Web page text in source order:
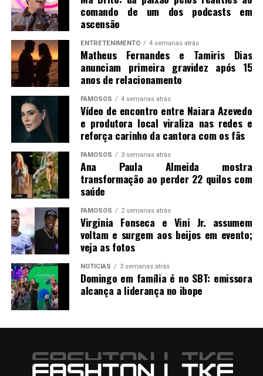
comando de um dos podcasts em
ascensão
ENTRETENIMENTO 4 semanas atrás
Matheus Fernandes e Tamiris Dias
anunciam primeira gravidez após 15
anos de relacionamento
FAMOSOS 4 semanas atrás
Vídeo de encontro entre Naiara Azevedo
e produtora local viraliza nas redes e
reforça carinho da cantora com os fãs
FAMOSOS 3 semanas atrás
Ana Paula Almeida mostra
transformação ao perder 22 quilos com
saúde
FAMOSOS 2 semanas atrás
Virginia Fonseca e Vini Jr. assumem
voltam e surgem aos beijos em evento;
veja as fotos
NOTICIAS 3 semanas atrás
Domingo em família é no SBT: emissora
alcança a liderança no ibope